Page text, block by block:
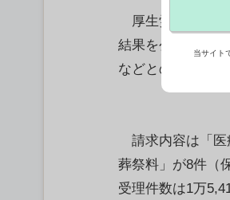
厚生労働省は、
結果を公表した
などとの因果関
請求内容は「医
葬祭料」が8件（
受理件数は1万
当サイト